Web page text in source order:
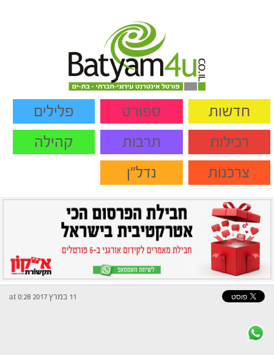
חדשות ספורט
פלילים
רכילות
תרבות
קהילה
צרכנות
נדל"ן
11 במרץ 2017 at 0:28